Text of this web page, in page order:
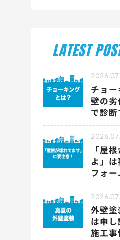
LATEST
チョ
壁の
で診
「屋
よ」
フォ
外壁
は申
施工